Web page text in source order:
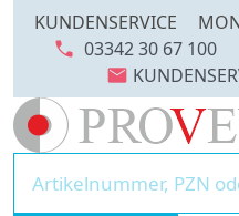
KUNDENSERVICE
call 03342 30 67 100
mail